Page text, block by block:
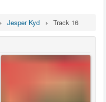
Jesper Kyd Track 16